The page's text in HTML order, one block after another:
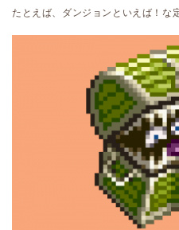
たとえば、ダンジョンといえば！な